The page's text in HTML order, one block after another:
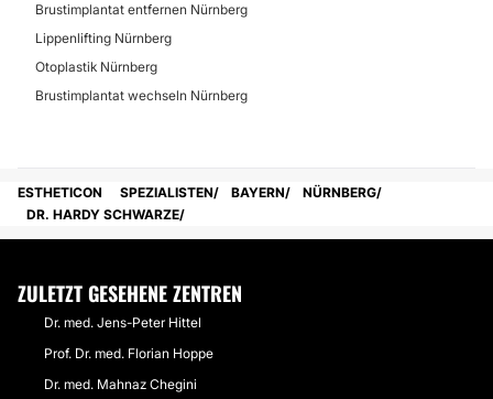
Brustimplantat entfernen Nürnberg
Lippenlifting Nürnberg
Otoplastik Nürnberg
Brustimplantat wechseln Nürnberg
ESTHETICON SPEZIALISTEN BAYERN
NÜRNBERG
DR. HARDY SCHWARZE
ZULETZT GESEHENE ZENTREN
Dr. med. Jens-Peter Hittel
Prof. Dr. med. Florian Hoppe
Dr. med. Mahnaz Chegini